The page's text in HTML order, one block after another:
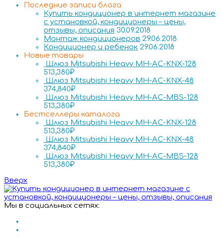
Последние записи блога
Купить кондиционер в интернет магазине
с установкой, кондиционеры – цены,
отзывы, описания 30.09.2018
Монтаж кондиционеров 29.06.2018
Кондиционер и ребенок 29.06.2018
Новые товары
Шлюз Mitsubishi Heavy MH-AC-KNX-128
513,380₽
Шлюз Mitsubishi Heavy MH-AC-KNX-48
374,840₽
Шлюз Mitsubishi Heavy MH-AC-MBS-128
513,380₽
Бестселлеры каталога
Шлюз Mitsubishi Heavy MH-AC-KNX-128
513,380₽
Шлюз Mitsubishi Heavy MH-AC-KNX-48
374,840₽
Шлюз Mitsubishi Heavy MH-AC-MBS-128
513,380₽
Вверх
Мы в социальных сетях: